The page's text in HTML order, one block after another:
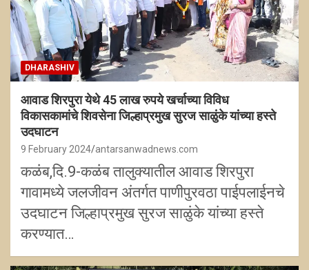
DHARASHIV
आवाड शिरपुरा येथे 45 लाख रुपये खर्चाच्या विविध
विकासकामांचे शिवसेना जिल्हाप्रमुख सुरज साळुंके यांच्या हस्ते
उदघाटन
9 February 2024 antarsanwadnews.com
कळंब,दि.9-कळंब तालुक्यातील आवाड शिरपुरा
गावामध्ये जलजीवन अंतर्गत पाणीपुरवठा पाईपलाईनचे
उदघाटन जिल्हाप्रमुख सुरज साळुंके यांच्या हस्ते
करण्यात…